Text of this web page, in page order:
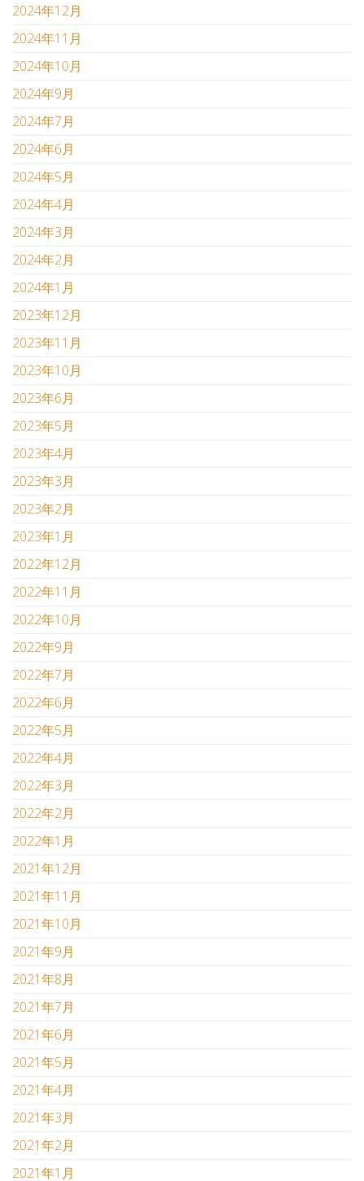
2024年12月
2024年11月
2024年10月
2024年9月
2024年7月
2024年6月
2024年5月
2024年4月
2024年3月
2024年2月
2024年1月
2023年12月
2023年11月
2023年10月
2023年6月
2023年5月
2023年4月
2023年3月
2023年2月
2023年1月
2022年12月
2022年11月
2022年10月
2022年9月
2022年7月
2022年6月
2022年5月
2022年4月
2022年3月
2022年2月
2022年1月
2021年12月
2021年11月
2021年10月
2021年9月
2021年8月
2021年7月
2021年6月
2021年5月
2021年4月
2021年3月
2021年2月
2021年1月